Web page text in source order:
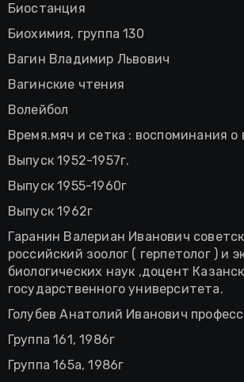
Биостанция
Биохимия, группа 130
Вагин Владимир Львович
Вагинские чтения
Волейбол
Время.мяч и сетка : воспоминания о
Выпуск 1952-1957г.
Выпуск 1955-1960г
Выпуск 1962г
Гаранин Валериан Иванович
российский зоолог ( герпетолог ) и
биологических наук ,доцент
государственного университета.
Голубев Анатолий Иванович
Группа 161, 1986г
Группа 165а, 1986г